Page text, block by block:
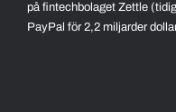
på fintechbolaget Zettle
PayPal för 2,2 miljarder